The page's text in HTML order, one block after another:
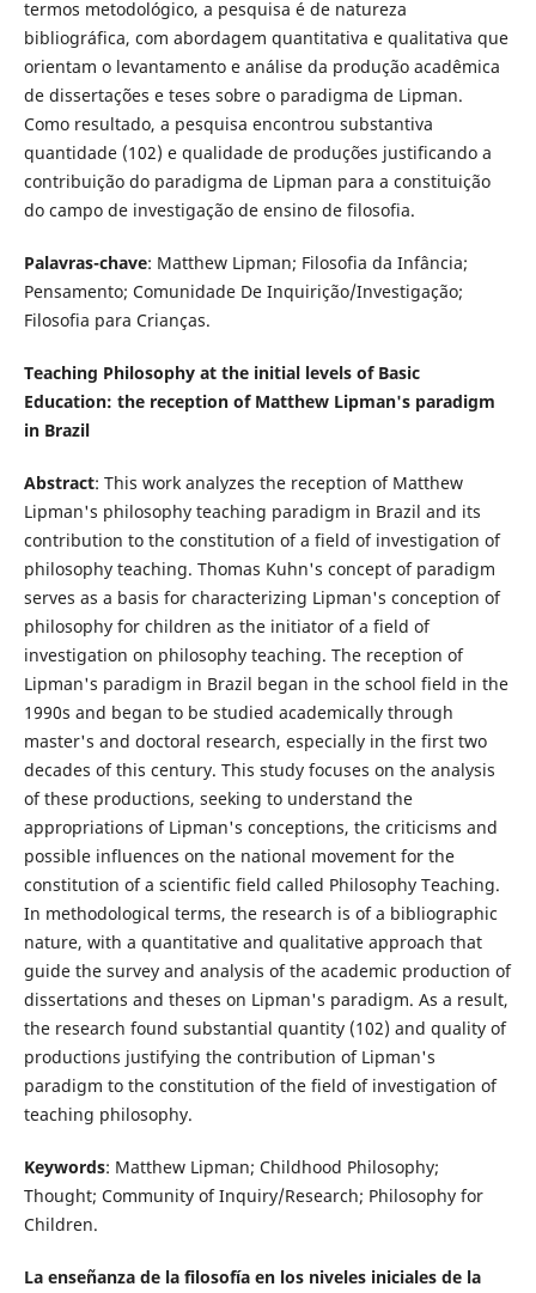
termos metodológico, a pesquisa é de natureza
bibliográfica, com abordagem quantitativa e qualitativa que
orientam o levantamento e análise da produção acadêmica
de dissertações e teses sobre o paradigma de Lipman.
Como resultado, a pesquisa encontrou substantiva
quantidade (102) e qualidade de produções justificando a
contribuição do paradigma de Lipman para a constituição
do campo de investigação de ensino de filosofia.
Palavras-chave: Matthew Lipman; Filosofia da Infância;
Pensamento; Comunidade De Inquirição/Investigação;
Filosofia para Crianças.
Teaching Philosophy at the initial levels of Basic
Education: the reception of Matthew Lipman's paradigm
in Brazil
Abstract: This work analyzes the reception of Matthew
Lipman's philosophy teaching paradigm in Brazil and its
contribution to the constitution of a field of investigation of
philosophy teaching. Thomas Kuhn's concept of paradigm
serves as a basis for characterizing Lipman's conception of
philosophy for children as the initiator of a field of
investigation on philosophy teaching. The reception of
Lipman's paradigm in Brazil began in the school field in the
1990s and began to be studied academically through
master's and doctoral research, especially in the first two
decades of this century. This study focuses on the analysis
of these productions, seeking to understand the
appropriations of Lipman's conceptions, the criticisms and
possible influences on the national movement for the
constitution of a scientific field called Philosophy Teaching.
In methodological terms, the research is of a bibliographic
nature, with a quantitative and qualitative approach that
guide the survey and analysis of the academic production of
dissertations and theses on Lipman's paradigm. As a result,
the research found substantial quantity (102) and quality of
productions justifying the contribution of Lipman's
paradigm to the constitution of the field of investigation of
teaching philosophy.
Keywords: Matthew Lipman; Childhood Philosophy;
Thought; Community of Inquiry/Research; Philosophy for
Children.
La enseñanza de la filosofía en los niveles iniciales de la